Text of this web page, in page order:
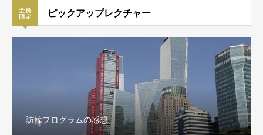
ピックアップレクチャー
訪韓プログラムの感想